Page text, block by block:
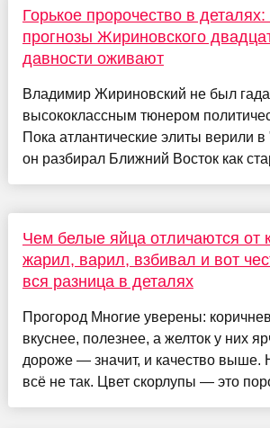
Горькое пророчество в
прогнозы Жириновского
давности оживают
Владимир Жириновский не был
высококлассным тюнером
Пока атлантические элиты верили в
он разбирал Ближний Восток как
Чем белые яйца отличаются от
жарил, варил, взбивал и вот
вся разница в деталях
Прогород Многие уверены:
вкуснее, полезнее, а желток у них
дороже — значит, и качество выше.
всё не так. Цвет скорлупы — это